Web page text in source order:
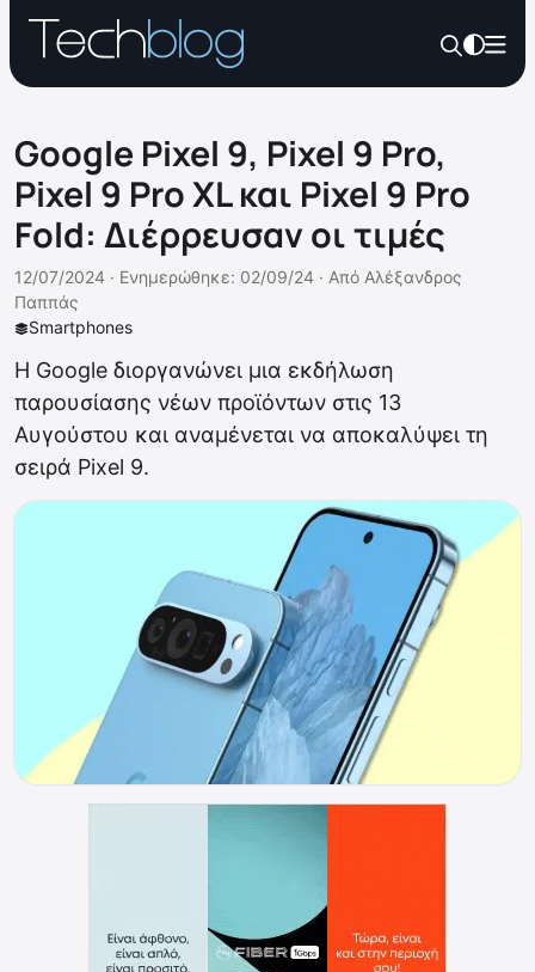
Google Pixel 9, Pixel 9 Pro,
Pixel 9 Pro XL και Pixel 9 Pro
Fold: Διέρρευσαν οι τιμές
Smartphones
12/07/2024 · Ενημερώθηκε: 02/09/24 · Από Αλέξανδρος
Παππάς
Η Google διοργανώνει μια εκδήλωση
παρουσίασης νέων προϊόντων στις 13
Αυγούστου και αναμένεται να αποκαλύψει τη
σειρά Pixel 9.